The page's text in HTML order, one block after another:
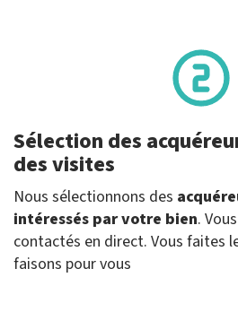
Sélection des
des visites
Nous sélectionnons des
intéressés par votre bien.
contactés en direct. Vous faites
faisons pour vous